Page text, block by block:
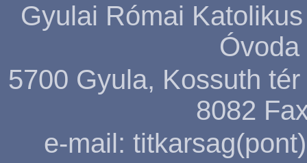
Gyulai Római
5700 Gyula, Kossuth
8082
e-mail: